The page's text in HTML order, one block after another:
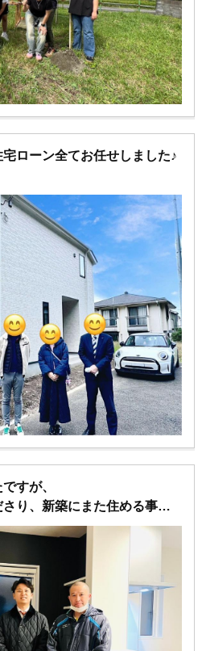
ローン全てお任せしました♪
ます。
ができ大変感謝しておりま
すが、
り、新築にまた住める事で
ン、建築全て担当の方がや
度合いが違いすぎて、感謝
す。